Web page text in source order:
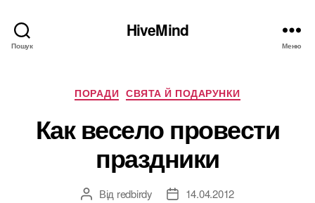
Пошук
HiveMind
Меню
Категорії
ПОРАДИ СВЯТА Й ПОДАРУНКИ
Как весело провести
праздники
Автор
Від redbirdy
Дата14.04.2012